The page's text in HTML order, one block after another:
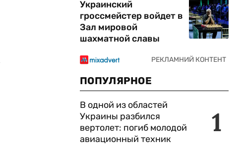
Украинский
гроссмейстер войдет в
Зал мировой
шахматной славы
ПОПУЛЯРНОЕ
1
В одной из областей
Украины разбился
вертолет: погиб молодой
авиационный техник